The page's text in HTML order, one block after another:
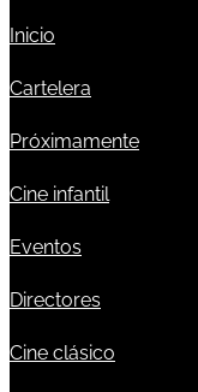
Inicio
Cartelera
Próximamente
Cine infantil
Eventos
Directores
Cine clásico